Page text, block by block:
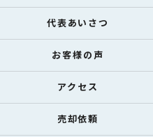
代表あいさつ
お客様の声
アクセス
売却依頼